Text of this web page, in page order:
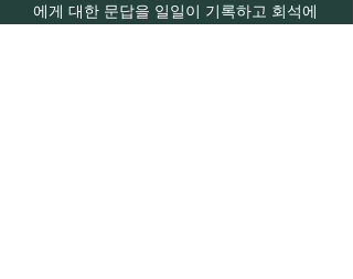
에게 대한 문답을 일일이 기록하고 회석에